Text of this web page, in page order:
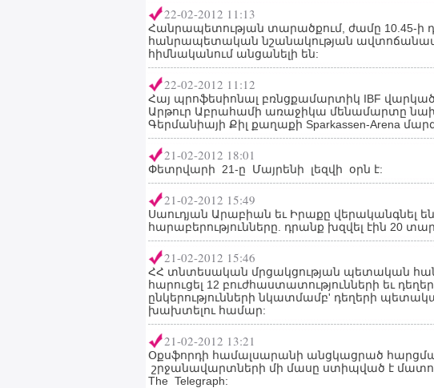
22-02-2012 11:13
Հանրապետության տարածքում, ժամը 10.45-ի
հանրապետական նշանակության
հիմնականում անցանելի են:
22-02-2012 11:12
Հայ պրոֆեսիոնալ բռնցքամարտիկ IBF
Արթուր Աբրահամի առաջիկա մենամարտը
Գերմանիայի Քիլ քաղաքի Sparkassen-Arena
21-02-2012 18:01
Փետրվարի 21-ը Մայրենի լեզվի օրն է:
21-02-2012 15:49
Սաուդյան Արաբիան եւ Իրաքը վերականգնել
հարաբերությունները. դրանք խզվել էին 20
21-02-2012 15:46
ՀՀ տնտեսական մրցակցության պետական
հարուցել 12 բուժհաստատությունների եւ
ընկերությունների նկատմամբ' դեղերի
խախտելու համար:
21-02-2012 13:21
Օքսֆորդի համալսարանի անցկացրած
շրջանավարտների մի մասը ստիպված է
The Telegraph: